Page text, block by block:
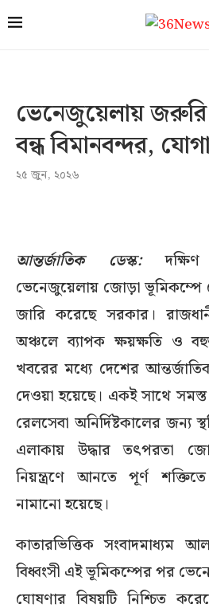
ভেনেজুয়েলায় জরুরি
বন্ধ বিমানবন্দর,
২৫ জুন, ২০২৬
আন্তর্জাতিক ডেস্ক:দক্ষিণ
ভেনেজুয়েলায় জোড়া ভূমিকম্পে
জারি করেছে সরকার।
অঞ্চলে ব্যাপক ক্ষয়ক্ষতি ও
খবরের মধ্যে দেশের
দেওয়া হয়েছে। একই সাথে
রেলসেবা অনির্দিষ্টকালের জন্য
এলাকায় উদ্ধার তৎপরতা
নিয়ন্ত্রণে আনতে পূর্ণ শক্তিতে
নামানো হয়েছে।
কাতারভিত্তিক সংবাদমাধ্যম
বিধ্বংসী এই ভূমিকম্পের পর
ঘোষণার বিষয়টি নিশ্চিত